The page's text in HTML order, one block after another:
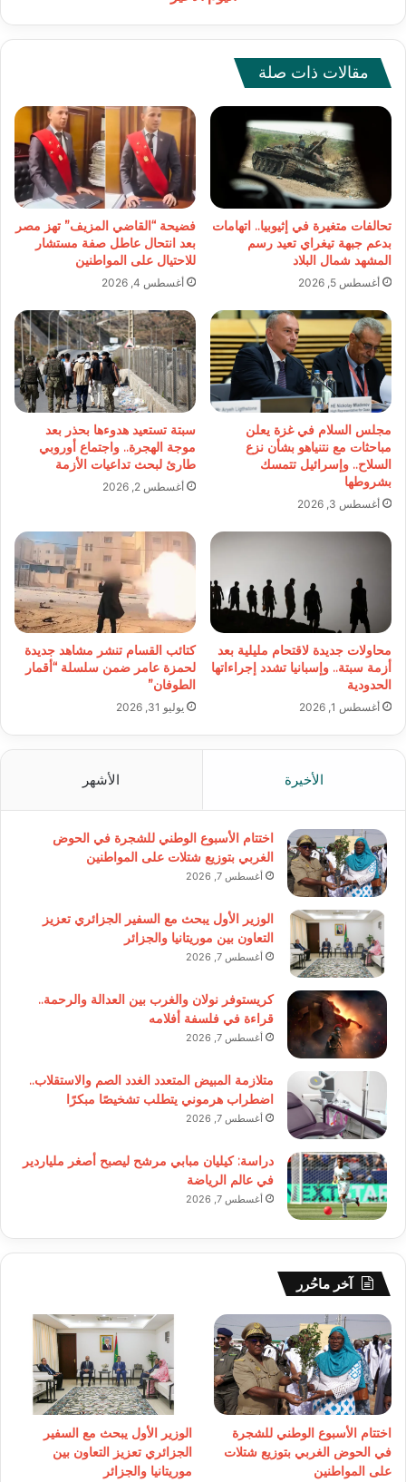
مقالات ذات صلة
تحالفات متغيرة في إثيوبيا.. اتهامات
بدعم جبهة تيغراي تعيد رسم
المشهد شمال البلاد
أغسطس 5, 2026
فضيحة “القاضي المزيف” تهز مصر
بعد انتحال عاطل صفة مستشار
للاحتيال على المواطنين
أغسطس 4, 2026
مجلس السلام في غزة يعلن
مباحثات مع نتنياهو بشأن نزع
السلاح.. وإسرائيل تتمسك
بشروطها
أغسطس 3, 2026
سبتة تستعيد هدوءها بحذر بعد
موجة الهجرة.. واجتماع أوروبي
طارئ لبحث تداعيات الأزمة
أغسطس 2, 2026
محاولات جديدة لاقتحام مليلية بعد
أزمة سبتة.. وإسبانيا تشدد إجراءاتها
الحدودية
أغسطس 1, 2026
كتائب القسام تنشر مشاهد جديدة
لحمزة عامر ضمن سلسلة “أقمار
الطوفان”
يوليو 31, 2026
الأخيرة الأشهر
اختتام الأسبوع الوطني للشجرة في الحوض
الغربي بتوزيع شتلات على المواطنين
أغسطس 7, 2026
الوزير الأول يبحث مع السفير الجزائري تعزيز
التعاون بين موريتانيا والجزائر
أغسطس 7, 2026
كريستوفر نولان والغرب بين العدالة والرحمة..
قراءة في فلسفة أفلامه
أغسطس 7, 2026
متلازمة المبيض المتعدد الغدد الصم والاستقلاب..
اضطراب هرموني يتطلب تشخيصًا مبكرًا
أغسطس 7, 2026
دراسة: كيليان مبابي مرشح ليصبح أصغر ملياردير
في عالم الرياضة
أغسطس 7, 2026
آخر ماحُرر
اختتام الأسبوع الوطني للشجرة
في الحوض الغربي بتوزيع شتلات
على المواطنين
الوزير الأول يبحث مع السفير
الجزائري تعزيز التعاون بين
موريتانيا والجزائر